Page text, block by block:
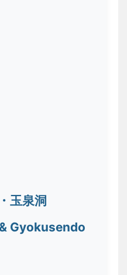
玉泉洞
Gyokusendo